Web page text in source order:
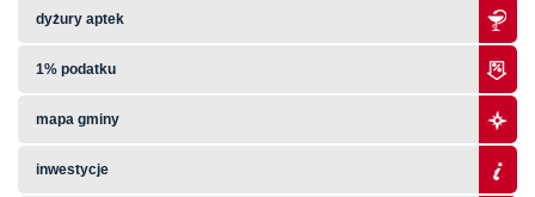
dyżury aptek
1% podatku
mapa gminy
inwestycje